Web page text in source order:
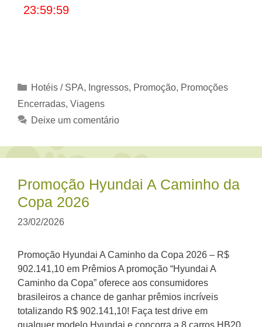
23:59:59
Categorias
Hotéis / SPA, Ingressos, Promoção, Promoções
Encerradas, Viagens
Deixe um comentário
Promoção Hyundai A Caminho da
Copa 2026
23/02/2026
Promoção Hyundai A Caminho da Copa 2026 – R$
902.141,10 em Prêmios A promoção “Hyundai A
Caminho da Copa” oferece aos consumidores
brasileiros a chance de ganhar prêmios incríveis
totalizando R$ 902.141,10! Faça test drive em